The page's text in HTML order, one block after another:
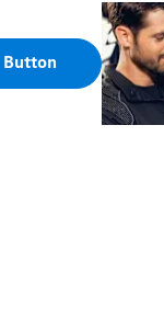
Button